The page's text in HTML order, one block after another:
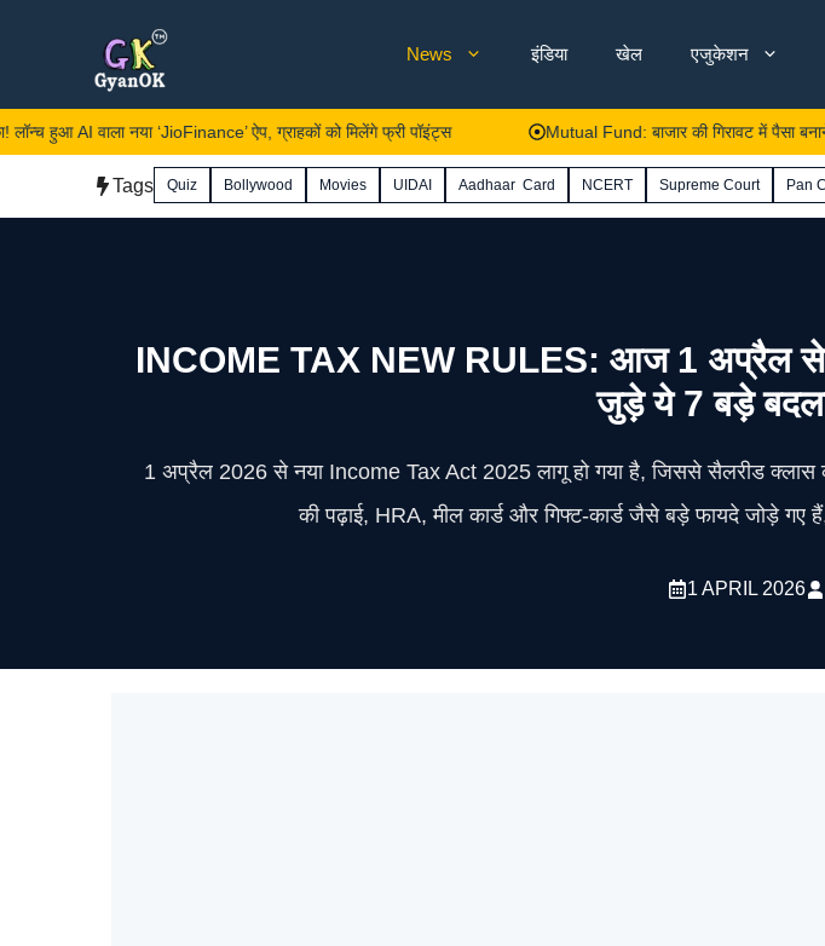
News इंडिया खेल एजुकेशन
वाला नया ‘JioFinance’ ऐप, ग्राहकों को मिलेंगे फ्री पॉइंट्स Mutual Fund: बाजार की गिरावट में पैसा बनाने का
Tags Quiz Bollywood Movies UIDAI Aadhaar Card NCERT Supreme Court Pan
INCOME TAX NEW RULES: आज 1 अप्रैल से
जुड़े ये 7 बड़े
1 अप्रैल 2026 से नया Income Tax Act 2025 लागू हो गया है, जिससे सैलरीड
की पढ़ाई, HRA, मील कार्ड और गिफ्ट‑कार्ड जैसे बड़े फायदे जोड़े
1 APRIL 2026